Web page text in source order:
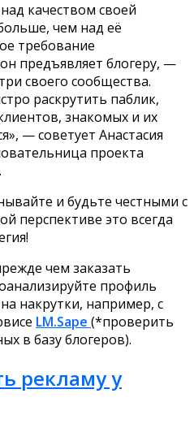
качеством своей
чем над её
требование
предъявляет блогеру, —
своего сообщества.
раскрутить паблик,
знакомых и их
— советует Анастасия
проекта
и будьте честными с
перспективе это всегда
чем заказать
профиль
накрутки, например, с
LM.Sape (*проверить
в базу блогеров).
рекламу у